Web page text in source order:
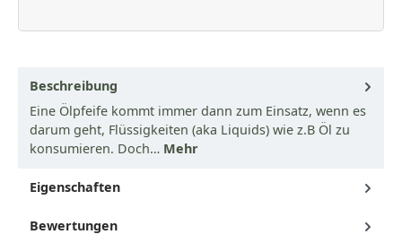
Beschreibung
Eine Ölpfeife kommt immer dann zum Einsatz, wenn es
darum geht, Flüssigkeiten (aka Liquids) wie z.B Öl zu
konsumieren. Doch… Mehr
Eigenschaften
Bewertungen